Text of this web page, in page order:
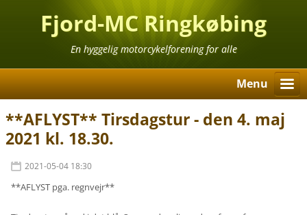
Fjord-MC Ringkøbing
En hyggelig motorcykelforening for alle
Menu
**AFLYST** Tirsdagstur - den 4. maj
2021 kl. 18.30.
2021-05-04 18:30
**AFLYST pga. regnvejr**